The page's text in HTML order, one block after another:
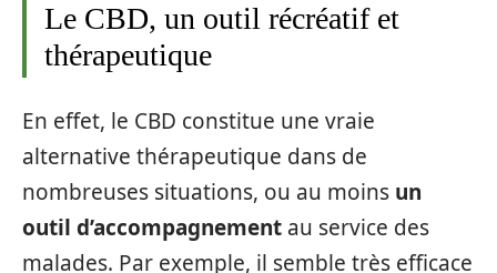
Le CBD, un outil récréatif et
thérapeutique
En effet, le CBD constitue une vraie
alternative thérapeutique dans de
nombreuses situations, ou au moins un
outil d’accompagnement au service des
malades. Par exemple, il semble très efficace